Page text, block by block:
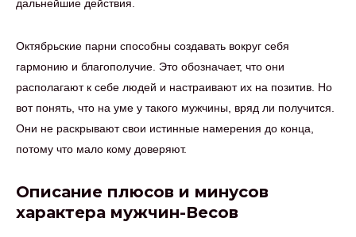
дальнейшие действия.
Октябрьские парни способны создавать вокруг себя
гармонию и благополучие. Это обозначает, что они
располагают к себе людей и настраивают их на позитив. Но
вот понять, что на уме у такого мужчины, вряд ли получится.
Они не раскрывают свои истинные намерения до конца,
потому что мало кому доверяют.
Описание плюсов и минусов
характера мужчин-Весов